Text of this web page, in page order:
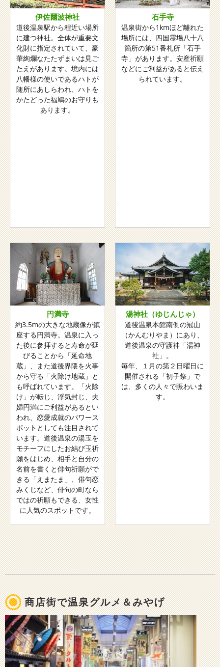
伊佐爾波神社
道後温泉駅から程近い場所
に建つ神社。全体が重要文
化財に指定されていて、豪
華絢爛なたたずまいは見ご
たえがあります。境内には
八幡様の使いであるハトが
随所にあしらわれ、ハトを
かたどった福鳩のお守りも
あります。
石手寺
温泉街から1kmほど離れた
場所には、四国霊場八十八
箇所の第51番札所「石手
寺」があります。安産祈願
などにご利益があると伝え
られています。
円満寺
約3.5mの大きな地蔵像が鎮
座する円満寺。温泉に入っ
た後に参拝すると寿命が延
びることから「延命地
蔵」、また道後界隈を火事
から守る「火除け地蔵」と
も呼ばれています。「火除
け」が転じ、浮気封じ、夫
婦円満にご利益があるとい
われ、恋愛成就のパワース
ポットとしても注目されて
います。道後温泉の湯玉を
モチーフにしたお結び玉祈
願をはじめ、相手と自分の
名前を書くと俳句祈願がで
きる「えまたま」、俳句恋
みくじなど、俳句の町なら
ではの祈願もできる、女性
に人気のスポットです。
湯神社（ゆじんじゃ）
道後温泉本館南側の冠山
（かんむりやま）にあり、
道後温泉の守護神「湯神
社」。
毎年、１月の第２日曜日に
開催される「初子祭」で
は、多くの人々で賑わいま
す。
商店街で温泉グルメ＆みやげ